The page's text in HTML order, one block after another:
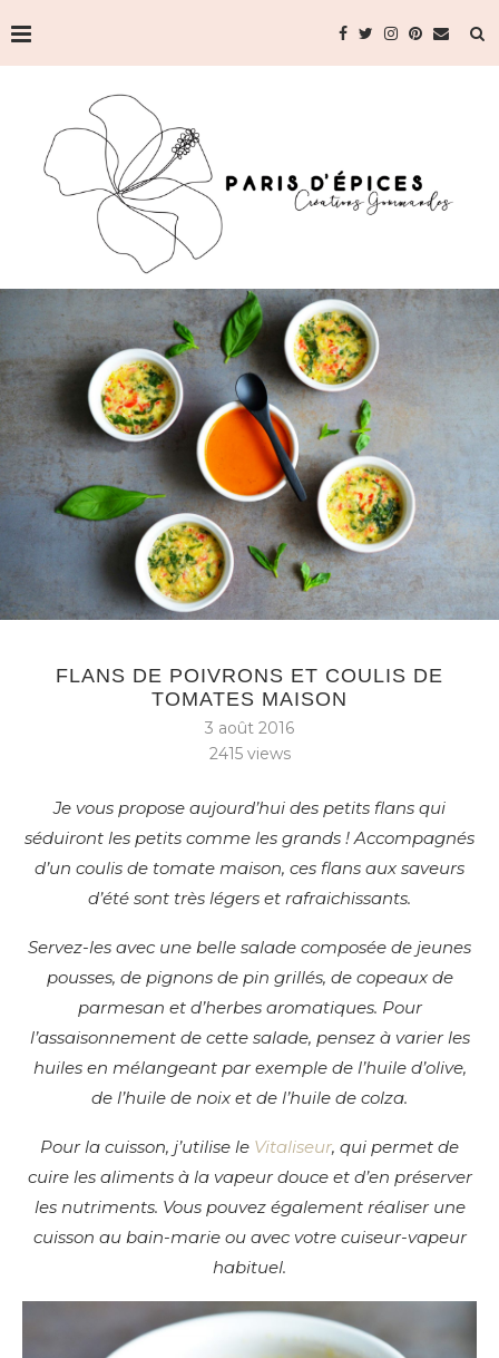
FLANS DE POIVRONS ET COULIS DE
TOMATES MAISON
3 août 2016
2415views
Je vous propose aujourd’hui des petits flans qui
séduiront les petits comme les grands ! Accompagnés
d’un coulis de tomate maison, ces flans aux saveurs
d’été sont très légers et rafraichissants.
Servez-les avec une belle salade composée de jeunes
pousses, de pignons de pin grillés, de copeaux de
parmesan et d’herbes aromatiques. Pour
l’assaisonnement de cette salade, pensez à varier les
huiles en mélangeant par exemple de l’huile d’olive,
de l’huile de noix et de l’huile de colza.
Pour la cuisson, j’utilise le Vitaliseur, qui permet de
cuire les aliments à la vapeur douce et d’en préserver
les nutriments. Vous pouvez également réaliser une
cuisson au bain-marie ou avec votre cuiseur-vapeur
habituel.